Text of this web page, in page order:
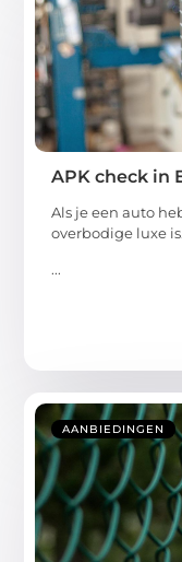
APK check in
Als je een auto
overbodige luxe is.
...
AANBIEDINGEN